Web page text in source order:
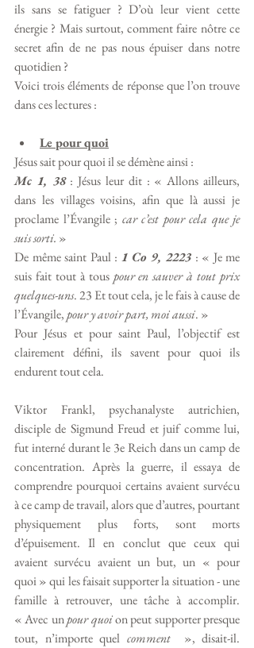
ils sans se fatiguer ? D’où leur vient cette
énergie ? Mais surtout, comment faire nôtre ce
secret afin de ne pas nous épuiser dans notre
quotidien ?
Voici trois éléments de réponse que l’on trouve
dans ces lectures :
Le pour quoi
Jésus sait pour quoi il se démène ainsi :
Mc 1, 38 : Jésus leur dit : « Allons ailleurs,
dans les villages voisins, afin que là aussi je
proclame l’Évangile ; car c’est pour cela que je
suis sorti. »
De même saint Paul : 1 Co 9, 2223 : « Je me
suis fait tout à tous pour en sauver à tout prix
quelques-uns. 23 Et tout cela, je le fais à cause de
l’Évangile, pour y avoir part, moi aussi. »
Pour Jésus et pour saint Paul, l’objectif est
clairement défini, ils savent pour quoi ils
endurent tout cela.
Viktor Frankl, psychanalyste autrichien,
disciple de Sigmund Freud et juif comme lui,
fut interné durant le 3e Reich dans un camp de
concentration. Après la guerre, il essaya de
comprendre pourquoi certains avaient survécu
à ce camp de travail, alors que d’autres, pourtant
physiquement plus forts, sont morts
d’épuisement. Il en conclut que ceux qui
avaient survécu avaient un but, un « pour
quoi » qui les faisait supporter la situation - une
famille à retrouver, une tâche à accomplir.
« Avec un pour quoi on peut supporter presque
tout, n’importe quel comment », disait-il.